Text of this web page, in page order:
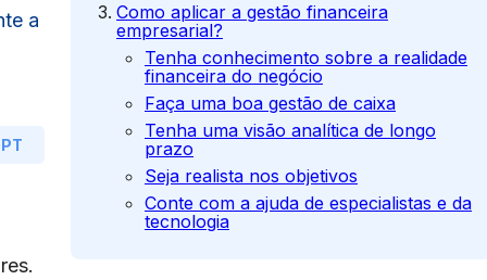
a
Como aplicar a gestão financeira
empresarial?
Tenha conhecimento sobre a realidade
financeira do negócio
Faça uma boa gestão de caixa
Tenha uma visão analítica de longo
prazo
Seja realista nos objetivos
Conte com a ajuda de especialistas e da
tecnologia